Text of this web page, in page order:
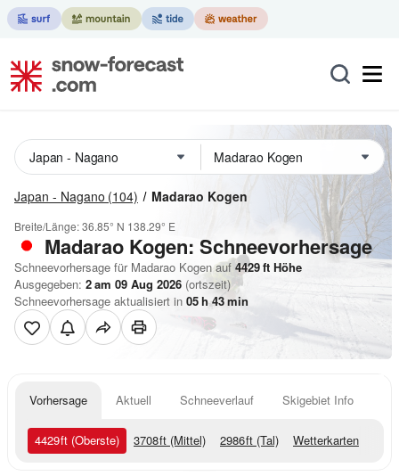
Japan - Nagano (104) Madarao Kogen
Breite/Länge:36.85° N 138.29° E
Madarao Kogen: Schneevorhersage
Schneevorhersage für Madarao Kogen auf 4429ft Höhe
Ausgegeben: 2 am 09 Aug 2026 (ortszeit)
Schneevorhersage aktualisiert in 05h43min
Vorhersage Aktuell Schneeverlauf Skigebiet Info
4429ft (Oberste) 3708ft (Mittel) 2986ft (Tal) Wetterkarten